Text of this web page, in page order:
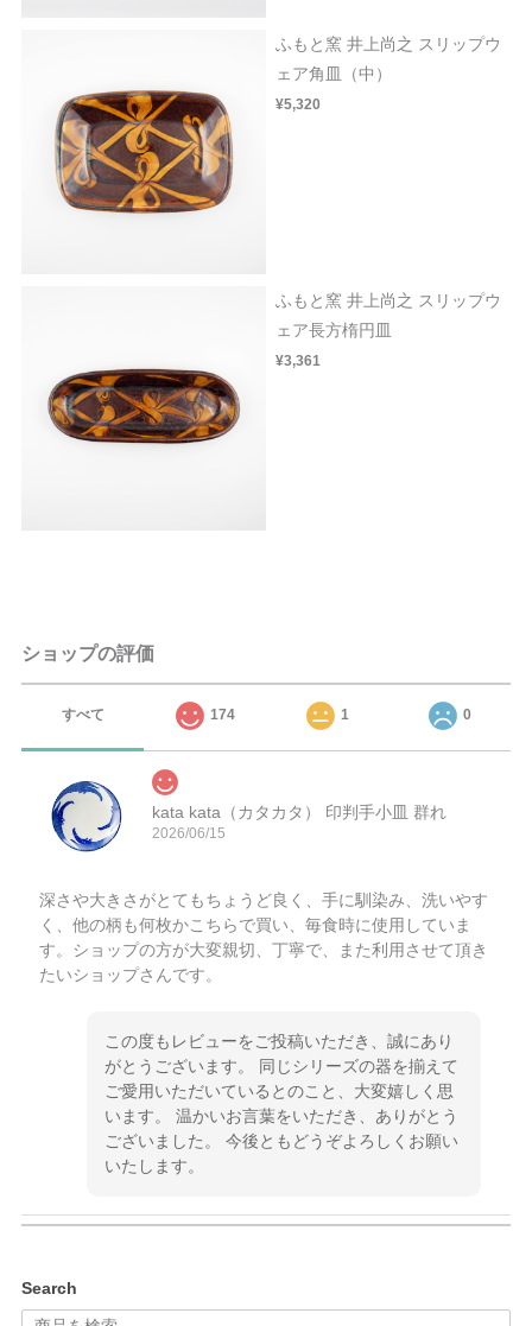
ふもと窯 井上尚之 スリップウ
ェア角皿（中）
¥5,320
ふもと窯 井上尚之 スリップウ
ェア長方楕円皿
¥3,361
ショップの評価
すべて 174 1 0
kata kata（カタカタ） 印判手小皿 群れ
2026/06/15
深さや大きさがとてもちょうど良く、手に馴染み、洗いやす
く、他の柄も何枚かこちらで買い、毎食時に使用していま
す。ショップの方が大変親切、丁寧で、また利用させて頂き
たいショップさんです。
この度もレビューをご投稿いただき、誠にあり
がとうございます。 同じシリーズの器を揃えて
ご愛用いただいているとのこと、大変嬉しく思
います。 温かいお言葉をいただき、ありがとう
ございました。 今後ともどうぞよろしくお願い
いたします。
Search